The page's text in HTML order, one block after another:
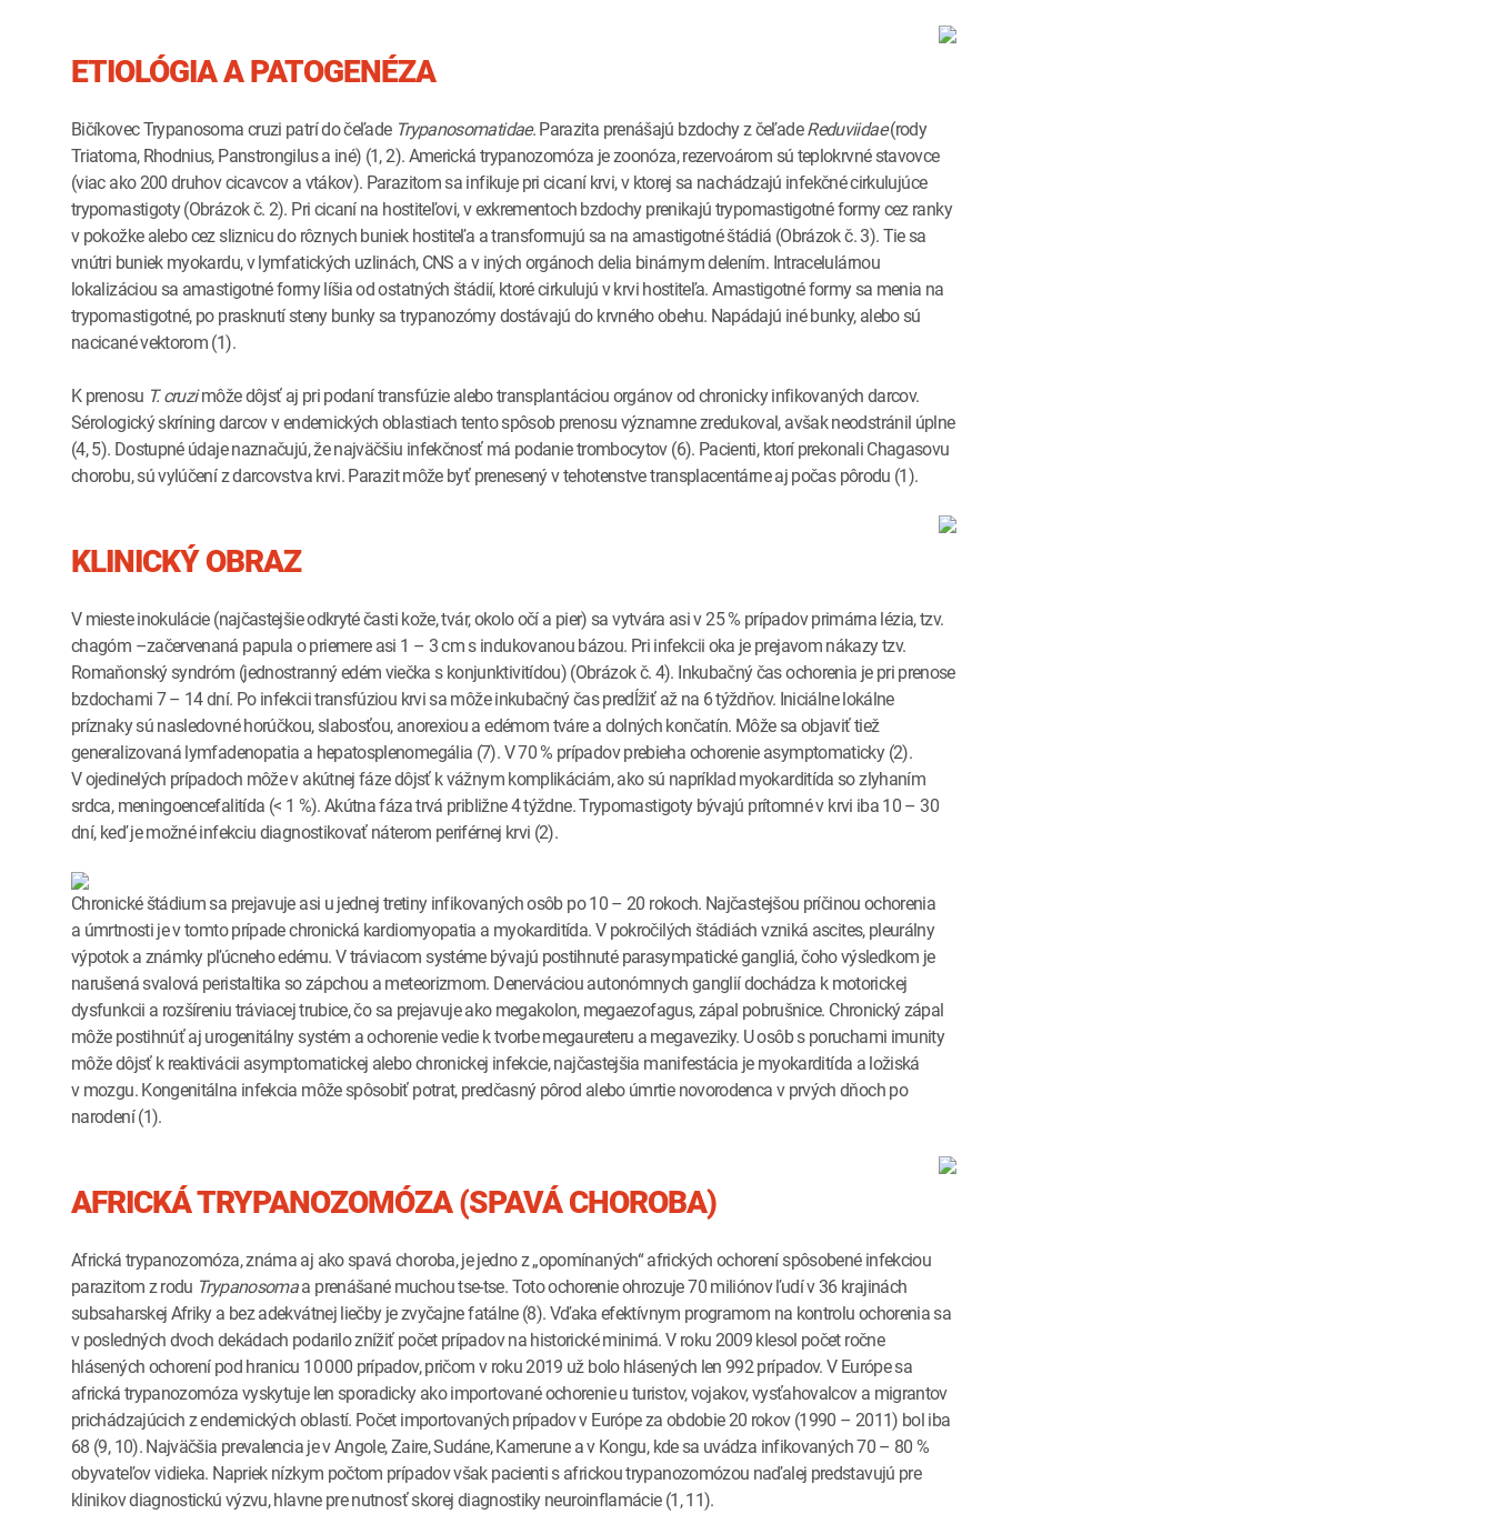
ETIOLÓGIA A PATOGENÉZA
Bičíkovec Trypanosoma cruzi patrí do čeľade Trypanosomatidae. Parazita prenášajú bzdochy z čeľadeReduviidae(rody
Triatoma, Rhodnius, Panstrongilus a iné) (1, 2). Americká trypanozomóza je zoonóza, rezervoárom sú teplokrvné stavovce
(viac ako 200 druhov cicavcov a vtákov). Parazitom sa infikuje pri cicaní krvi, v ktorej sa nachádzajú infekčné cirkulujúce
trypomastigoty (Obrázok č. 2). Pri cicaní na hostiteľovi, v exkrementoch bzdochy prenikajú trypomastigotné formy cez ranky
v pokožke alebo cez sliznicu do rôznych buniek hostiteľa a transformujú sa na amastigotné štádiá (Obrázok č. 3). Tie sa
vnútri buniek myokardu, v lymfatických uzlinách, CNS a v iných orgánoch delia binárnym delením. Intracelulárnou
lokalizáciou sa amastigotné formy líšia od ostatných štádií, ktoré cirkulujú v krvi hostiteľa. Amastigotné formy sa menia na
trypomastigotné, po prasknutí steny bunky sa trypanozómy dostávajú do krvného obehu. Napádajú iné bunky, alebo sú
nacicané vektorom (1).
K prenosu T. cruzimôže dôjsť aj pri podaní transfúzie alebo transplantáciou orgánov od chronicky infikovaných darcov.
Sérologický skríning darcov v endemických oblastiach tento spôsob prenosu významne zredukoval, avšak neodstránil úplne
(4, 5). Dostupné údaje naznačujú, že najväčšiu infekčnosť má podanie trombocytov (6). Pacienti, ktorí prekonali Chagasovu
chorobu, sú vylúčení z darcovstva krvi. Parazit môže byť prenesený v tehotenstve transplacentárne aj počas pôrodu (1).
KLINICKÝ OBRAZ
V mieste inokulácie (najčastejšie odkryté časti kože, tvár, okolo očí a pier) sa vytvára asi v 25 % prípadov primárna lézia, tzv.
chagóm –začervenaná papula o priemere asi 1 – 3 cm s indukovanou bázou. Pri infekcii oka je prejavom nákazy tzv.
Romaňonský syndróm (jednostranný edém viečka s konjunktivitídou) (Obrázok č. 4). Inkubačný čas ochorenia je pri prenose
bzdochami 7 – 14 dní. Po infekcii transfúziou krvi sa môže inkubačný čas predĺžiť až na 6 týždňov. Iniciálne lokálne
príznaky sú nasledovné horúčkou, slabosťou, anorexiou a edémom tváre a dolných končatín. Môže sa objaviť tiež
generalizovaná lymfadenopatia a hepatosplenomegália (7). V 70 % prípadov prebieha ochorenie asymptomaticky (2).
V ojedinelých prípadoch môže v akútnej fáze dôjsť k vážnym komplikáciám, ako sú napríklad myokarditída so zlyhaním
srdca, meningoencefalitída (< 1 %). Akútna fáza trvá približne 4 týždne. Trypomastigoty bývajú prítomné v krvi iba 10 – 30
dní, keď je možné infekciu diagnostikovať náterom periférnej krvi (2).
Chronické štádium sa prejavuje asi u jednej tretiny infikovaných osôb po 10 – 20 rokoch. Najčastejšou príčinou ochorenia
a úmrtnosti je v tomto prípade chronická kardiomyopatia a myokarditída. V pokročilých štádiách vzniká ascites, pleurálny
výpotok a známky pľúcneho edému. V tráviacom systéme bývajú postihnuté parasympatické gangliá, čoho výsledkom je
narušená svalová peristaltika so zápchou a meteorizmom. Denerváciou autonómnych ganglií dochádza k motorickej
dysfunkcii a rozšíreniu tráviacej trubice, čo sa prejavuje ako megakolon, megaezofagus, zápal pobrušnice. Chronický zápal
môže postihnúť aj urogenitálny systém a ochorenie vedie k tvorbe megaureteru a megaveziky. U osôb s poruchami imunity
môže dôjsť k reaktivácii asymptomatickej alebo chronickej infekcie, najčastejšia manifestácia je myokarditída a ložiská
v mozgu. Kongenitálna infekcia môže spôsobiť potrat, predčasný pôrod alebo úmrtie novorodenca v prvých dňoch po
narodení (1).
AFRICKÁ TRYPANOZOMÓZA (SPAVÁ CHOROBA)
Africká trypanozomóza, známa aj ako spavá choroba, je jedno z „opomínaných“ afrických ochorení spôsobené infekciou
parazitom z rodu Trypanosomaa prenášané muchou tse-tse. Toto ochorenie ohrozuje 70 miliónov ľudí v 36 krajinách
subsaharskej Afriky a bez adekvátnej liečby je zvyčajne fatálne (8). Vďaka efektívnym programom na kontrolu ochorenia sa
v posledných dvoch dekádach podarilo znížiť počet prípadov na historické minimá. V roku 2009 klesol počet ročne
hlásených ochorení pod hranicu 10 000 prípadov, pričom v roku 2019 už bolo hlásených len 992 prípadov. V Európe sa
africká trypanozomóza vyskytuje len sporadicky ako importované ochorenie u turistov, vojakov, vysťahovalcov a migrantov
prichádzajúcich z endemických oblastí. Počet importovaných prípadov v Európe za obdobie 20 rokov (1990 – 2011) bol iba
68 (9, 10). Najväčšia prevalencia je v Angole, Zaire, Sudáne, Kamerune a v Kongu, kde sa uvádza infikovaných 70 – 80 %
obyvateľov vidieka. Napriek nízkym počtom prípadov však pacienti s africkou trypanozomózou naďalej predstavujú pre
klinikov diagnostickú výzvu, hlavne pre nutnosť skorej diagnostiky neuroinflamácie (1, 11).